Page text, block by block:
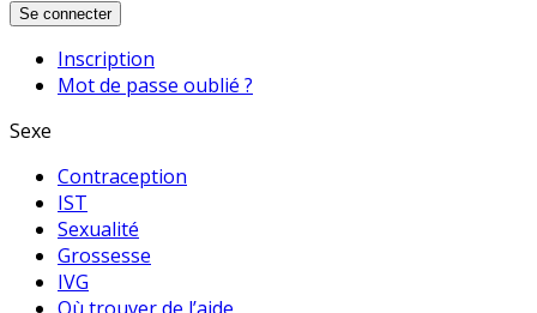
Se connecter
Inscription
Mot de passe oublié ?
Sexe
Contraception
IST
Sexualité
Grossesse
IVG